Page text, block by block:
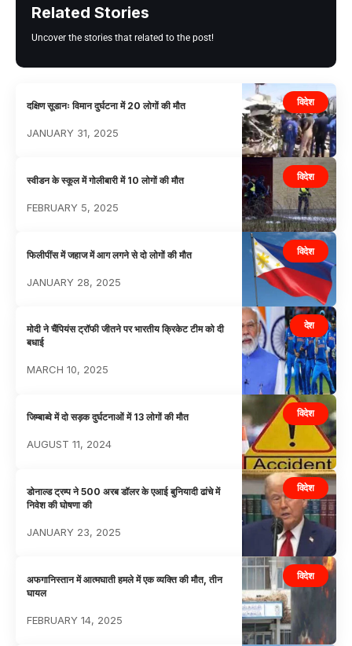
Related Stories
Uncover the stories that related to the post!
विदेश
दक्षिण सूडानः विमान दुर्घटना में 20 लोगों की मौत
JANUARY 31, 2025
विदेश
स्वीडन के स्कूल में गोलीबारी में 10 लोगों की मौत
FEBRUARY 5, 2025
विदेश
फिलीपींस में जहाज में आग लगने से दो लोगों की मौत
JANUARY 28, 2025
देश
मोदी ने चैंपियंस ट्रॉफी जीतने पर भारतीय क्रिकेट टीम को दी
बधाई
MARCH 10, 2025
विदेश
जिम्बाब्वे में दो सड़क दुर्घटनाओं में 13 लोगों की मौत
AUGUST 11, 2024
विदेश
डोनाल्ड ट्रम्प ने 500 अरब डॉलर के एआई बुनियादी ढांचे में
निवेश की घोषणा की
JANUARY 23, 2025
विदेश
अफगानिस्तान में आत्मघाती हमले में एक व्यक्ति की मौत, तीन
घायल
FEBRUARY 14, 2025